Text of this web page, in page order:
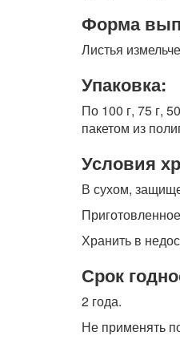
Форма
Листья
Упаковка:
По 100 г, 75 г,
пакетом из
Условия
В сухом,
Хранить в
Срок
2 года.
Не применять